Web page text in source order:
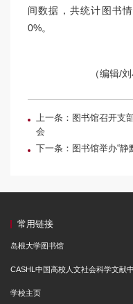
间数据，共统计图书
0%。
（编辑/
上一条：图书馆召开支
会
下一条：图书馆举办“
常用链接
岛根大学图书馆
CASHL中国高校人文社会科学文献
学校主页